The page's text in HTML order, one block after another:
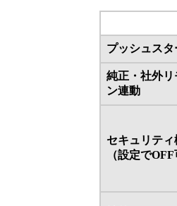
プッシュスタ
純正・社外リ
ン連動
セキュリティ
（設定で